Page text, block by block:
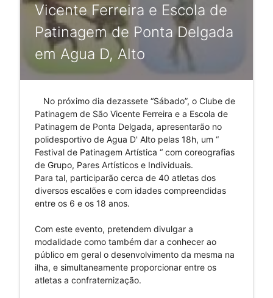
Vicente Ferreira e Escola de
Patinagem de Ponta Delgada
em Agua D, Alto
No próximo dia dezassete “Sábado”, o Clube de
Patinagem de São Vicente Ferreira e a Escola de
Patinagem de Ponta Delgada, apresentarão no
polidesportivo de Agua D' Alto pelas 18h, um “
Festival de Patinagem Artística “ com coreografias
de Grupo, Pares Artísticos e Individuais.
Para tal, participarão cerca de 40 atletas dos
diversos escalões e com idades compreendidas
entre os 6 e os 18 anos.
Com este evento, pretendem divulgar a
modalidade como também dar a conhecer ao
público em geral o desenvolvimento da mesma na
ilha, e simultaneamente proporcionar entre os
atletas a confraternização.